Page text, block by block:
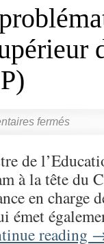
fermés
de
à la tête du
en charge
émet
reading